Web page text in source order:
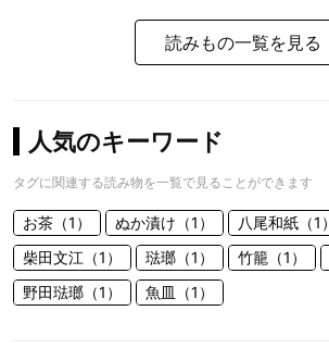
読みもの一覧を見る
人気のキーワード
タグに関連する読み物を一覧で見ることができます
お茶（1） ぬか漬け（1） 八尾和紙（1）
柴田文江（1）
琺瑯（1） 竹籠（1）
野田琺瑯（1）
魚皿（1）